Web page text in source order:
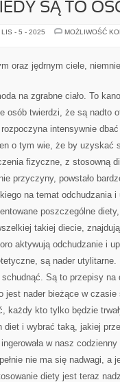
SĄ TO
- 5 - 2025
MOŻLIWOŚĆ
oraz jędrnym ciele,
na zgrabne ciało. To
osób twierdzi, że są nadto
intensywnie
o tym wie, że by uzyskać
fizyczne, z stosowną
przyczyny, powstało
na temat odchudzania
poszczególne
takiej diecie,
aktywują odchudzanie i
są nader utylitarne.
Są to przepisy na
jest nader bieżące w
każdy kto tylko będzie
diet i wybrać taką, jakiej
w nasz
nie ma się nadwagi, a
diety jest teraz